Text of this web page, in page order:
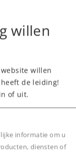
dealer
willen
willen
de leiding!
of uit.
informatie om u
diensten of